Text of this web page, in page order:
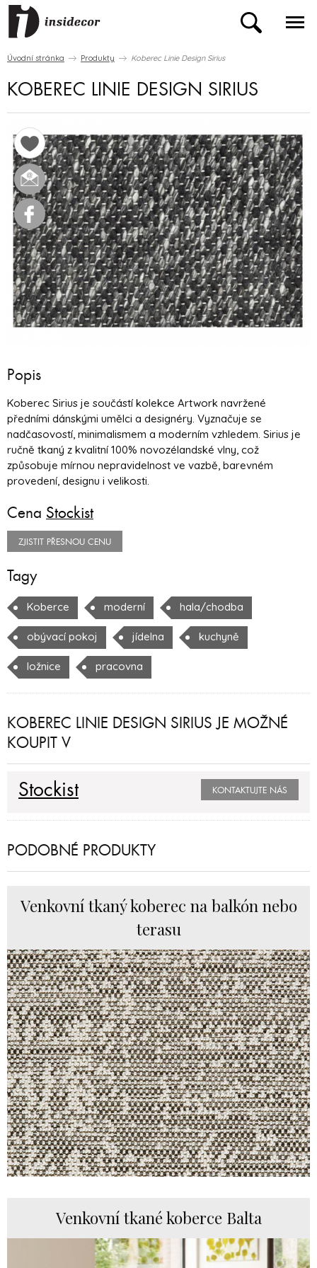
Úvodní stránka Produkty Koberec Linie Design Sirius
KOBEREC LINIE DESIGN SIRIUS
Popis
Koberec Sirius je součástí kolekce Artwork navržené
předními dánskými umělci a designéry. Vyznačuje se
nadčasovostí, minimalismem a moderním vzhledem. Sirius je
ručně tkaný z kvalitní 100% novozélandské vlny, což
způsobuje mírnou nepravidelnost ve vazbě, barevném
provedení, designu i velikosti.
Cena Stockist
ZJISTIT PŘESNOU CENU
Tagy
Koberce moderní hala/chodba
obývací pokoj jídelna kuchyně
ložnice pracovna
KOBEREC LINIE DESIGN SIRIUS JE MOŽNÉ
KOUPIT V
Stockist KONTAKTUJTE NÁS
PODOBNÉ PRODUKTY
Venkovní tkaný koberec na balkón nebo
terasu
Venkovní tkané koberce Balta